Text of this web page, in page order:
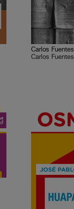
Carlos Fuentes
Carlos Fuentes